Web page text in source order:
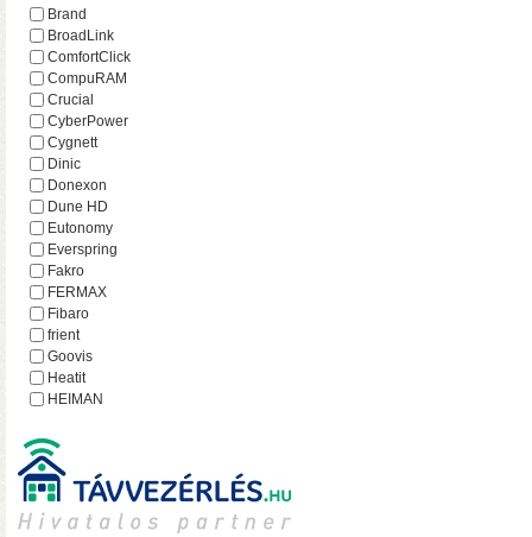
Brand
BroadLink
ComfortClick
CompuRAM
Crucial
CyberPower
Cygnett
Dinic
Donexon
Dune HD
Eutonomy
Everspring
Fakro
FERMAX
Fibaro
frient
Goovis
Heatit
HEIMAN
iEAST
Imperial
Incipio
Lejátszó.hu
Lince